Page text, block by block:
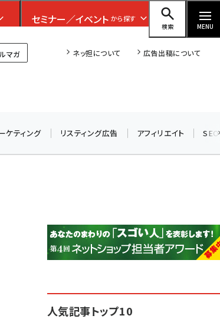
マガ ネッ担について 広告出稿について
検索 MENU
セミナー／イベント から探す
yahoo (1908)
base (1083)
ビィ・フォアード (781)
ケティング リスティング広告 アフィリエイト SEO
人気記事トップ10
流できる